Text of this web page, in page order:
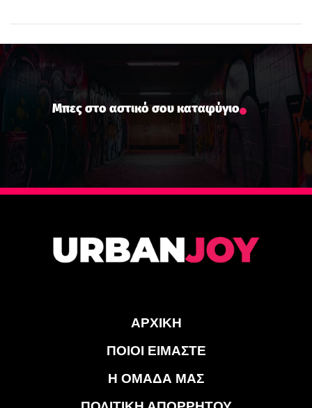
Μπες στο αστικό σου καταφύγιο
ΑΡΧΙΚΗ
ΠΟΙΟΙ ΕΙΜΑΣΤΕ
Η ΟΜΑΔΑ ΜΑΣ